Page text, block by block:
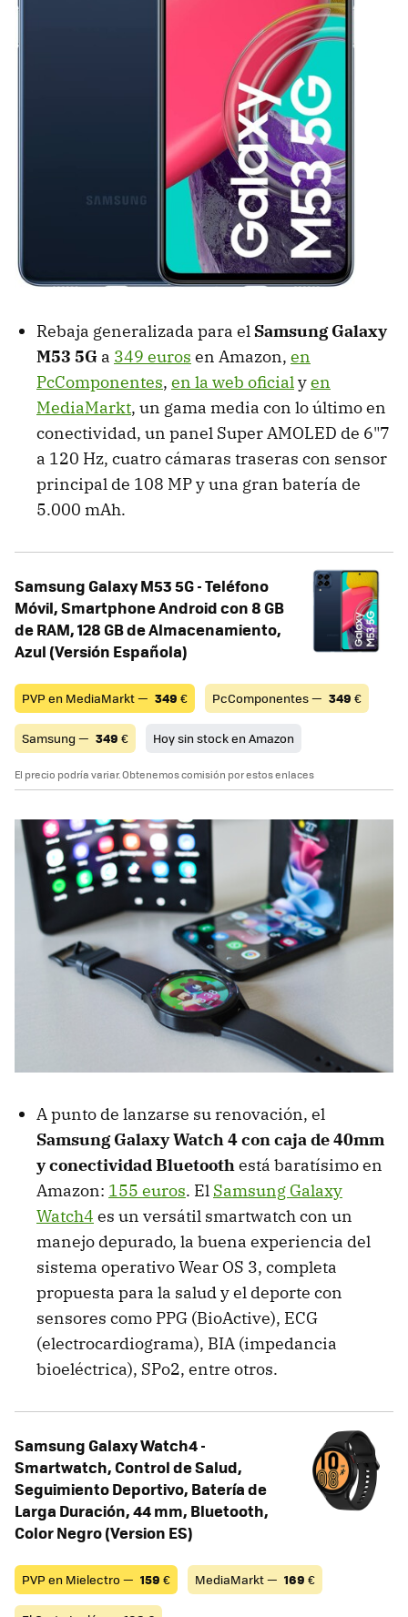
Rebaja generalizada para el Samsung Galaxy
M53 5G a 349 euros en Amazon, en
PcComponentes, en la web oficialyen
MediaMarkt, un gama media con lo último en
conectividad, un panel Super AMOLED de 6"7
a 120 Hz, cuatro cámaras traseras con sensor
principal de 108 MP y una gran batería de
5.000 mAh.
Samsung Galaxy M53 5G - Teléfono
Móvil, Smartphone Android con 8 GB
de RAM, 128 GB de Almacenamiento,
Azul (Versión Española)
PVP en MediaMarkt — 349 € PcComponentes — 349 €
Samsung — 349 € Hoy sin stock en Amazon
El precio podría variar. Obtenemos comisión por estos enlaces
A punto de lanzarse su renovación, el
Samsung Galaxy Watch 4 con caja de 40mm
y conectividad Bluetooth está baratísimo en
Amazon: 155 euros. El Samsung Galaxy
Watch4 es un versátil smartwatch con un
manejo depurado, la buena experiencia del
sistema operativo Wear OS 3, completa
propuesta para la salud y el deporte con
sensores como PPG (BioActive), ECG
(electrocardiograma), BIA (impedancia
bioeléctrica), SPo2, entre otros.
Samsung Galaxy Watch4 -
Smartwatch, Control de Salud,
Seguimiento Deportivo, Batería de
Larga Duración, 44 mm, Bluetooth,
Color Negro (Version ES)
PVP en Mielectro — 159 € MediaMarkt — 169 €